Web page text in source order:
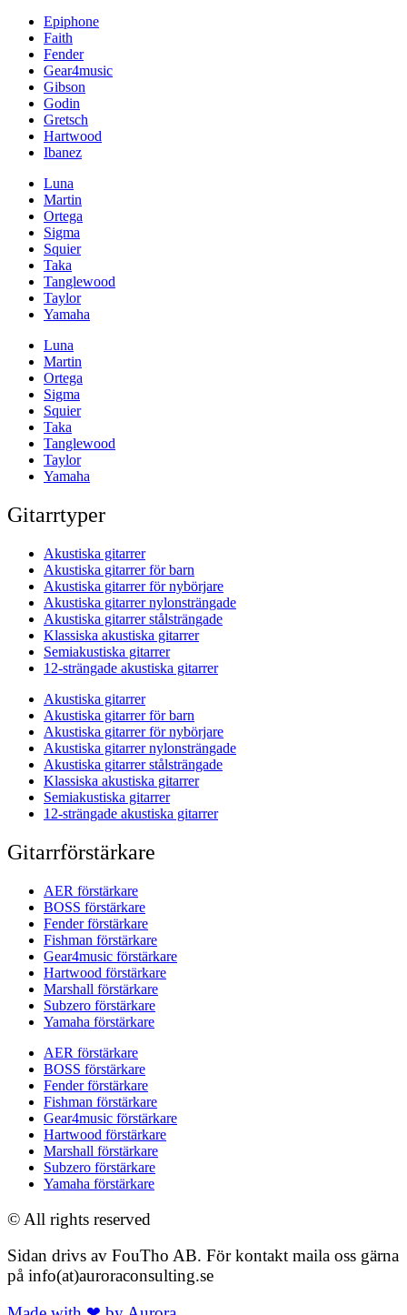
Epiphone
Faith
Fender
Gear4music
Gibson
Godin
Gretsch
Hartwood
Ibanez
Luna
Martin
Ortega
Sigma
Squier
Taka
Tanglewood
Taylor
Yamaha
Luna
Martin
Ortega
Sigma
Squier
Taka
Tanglewood
Taylor
Yamaha
Gitarrtyper
Akustiska gitarrer
Akustiska gitarrer för barn
Akustiska gitarrer för nybörjare
Akustiska gitarrer nylonsträngade
Akustiska gitarrer stålsträngade
Klassiska akustiska gitarrer
Semiakustiska gitarrer
12-strängade akustiska gitarrer
Akustiska gitarrer
Akustiska gitarrer för barn
Akustiska gitarrer för nybörjare
Akustiska gitarrer nylonsträngade
Akustiska gitarrer stålsträngade
Klassiska akustiska gitarrer
Semiakustiska gitarrer
12-strängade akustiska gitarrer
Gitarrförstärkare
AER förstärkare
BOSS förstärkare
Fender förstärkare
Fishman förstärkare
Gear4music förstärkare
Hartwood förstärkare
Marshall förstärkare
Subzero förstärkare
Yamaha förstärkare
AER förstärkare
BOSS förstärkare
Fender förstärkare
Fishman förstärkare
Gear4music förstärkare
Hartwood förstärkare
Marshall förstärkare
Subzero förstärkare
Yamaha förstärkare
© All rights reserved
Sidan drivs av FouTho AB. För kontakt maila oss gärna
på info(at)auroraconsulting.se